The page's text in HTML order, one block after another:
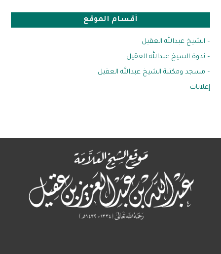
أقسام الموقع
– الشيخ عبدالله العقيل
– ندوة الشيخ عبدالله العقيل
– مسجد ومكتبة الشيخ عبدالله العقيل
إعلانات